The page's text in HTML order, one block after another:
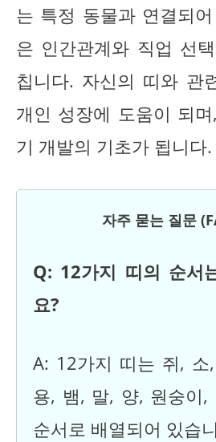
는 특정 동물과 연결되
은 인간관계와 직업 선
칩니다. 자신의 띠와 관
개인 성장에 도움이 되
기 개발의 기초가 됩니다.
자주 묻는 질문
Q: 12가지 띠의 순서
요?
A: 12가지 띠는 쥐, 소
용, 뱀, 말, 양, 원숭이,
순서로 배열되어 있습